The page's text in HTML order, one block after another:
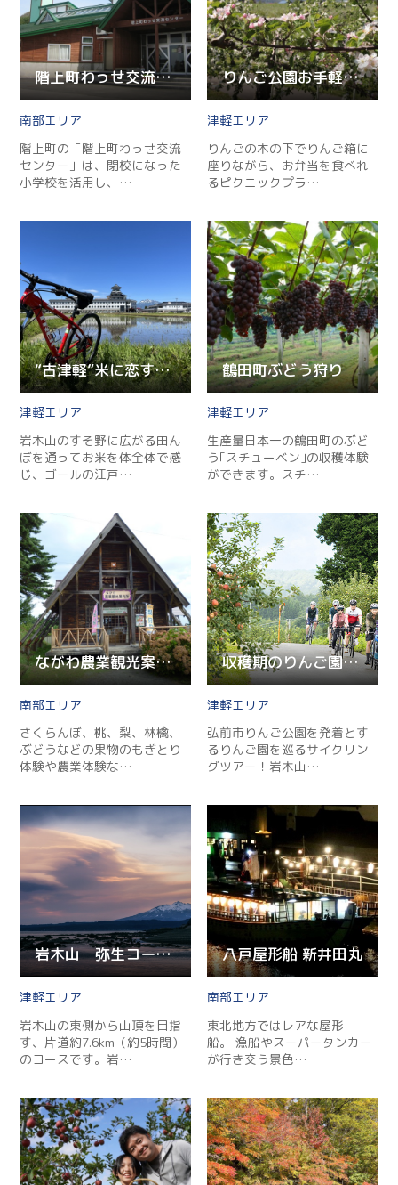
階上町わっせ交流センター
南部
階上町の「階上町わっせ交流
センター」は、閉校になった
小学校を活用し、…
りんご公園お手軽ピクニックプラン
津軽
りんごの木の下でりんご箱に
座りながら、お弁当を食べれ
るピクニックプラ…
“古津軽”米に恋するポタリング
津軽
岩木山のすそ野に広がる田ん
ぼを通ってお米を体全体で感
じ、ゴールの江戸…
鶴田町ぶどう狩り
津軽
生産量日本一の鶴田町のぶど
う｢スチューベン｣の収穫体験
ができます。スチ…
ながわ農業観光案内所
南部
さくらんぼ、桃、梨、林檎、
ぶどうなどの果物のもぎとり
体験や農業体験な…
収穫期のりんご園を巡るサイクリングツアー 相馬エリアコース
津軽
弘前市りんご公園を発着とす
るりんご園を巡るサイクリン
グツアー！岩⽊⼭…
岩木山 弥生コース登山道
津軽
岩木山の東側から山頂を目指
す、片道約7.6km（約5時間）
のコースです。岩…
八戸屋形船 新井田丸
南部
東北地方ではレアな屋形
船。 漁船やスーパータンカー
が行き交う景色…